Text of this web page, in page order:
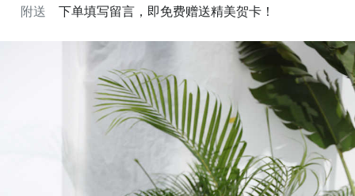
附送
下单填写留言，即免费赠送精美贺卡！